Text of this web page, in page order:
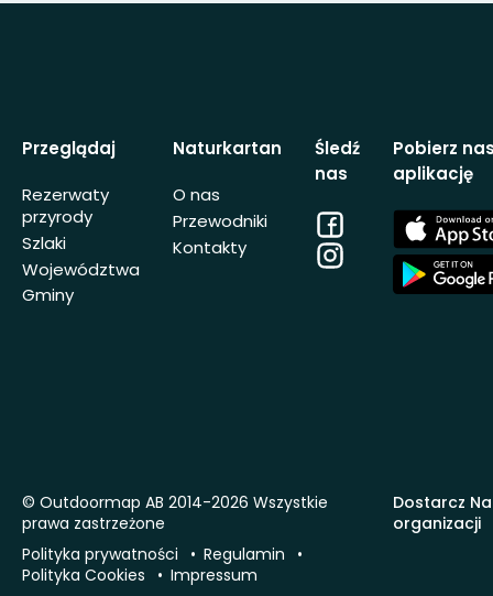
Przeglądaj
Rezerwaty
przyrody
Szlaki
Województwa
Gminy
Naturkartan
O nas
Przewodniki
Kontakty
Śledź
nas
Facebook
Instagram
Pobierz
aplikację
App
Store
App
Store
Dostarcz
organizacji
© Outdoormap AB 2014-2026 Wszystkie
prawa zastrzeżone
Polityka prywatności
Regulamin
Polityka Cookies
Impressum